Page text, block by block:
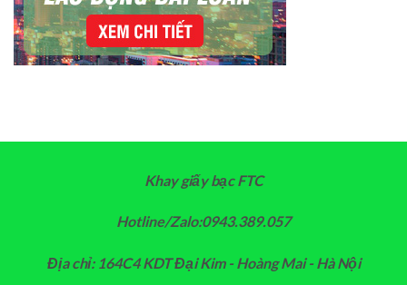
Khay giấy bạc FTC
Hotline/Zalo:0943.389.057
Địa chỉ: 164C4 KDT Đại Kim - Hoàng Mai - Hà Nội